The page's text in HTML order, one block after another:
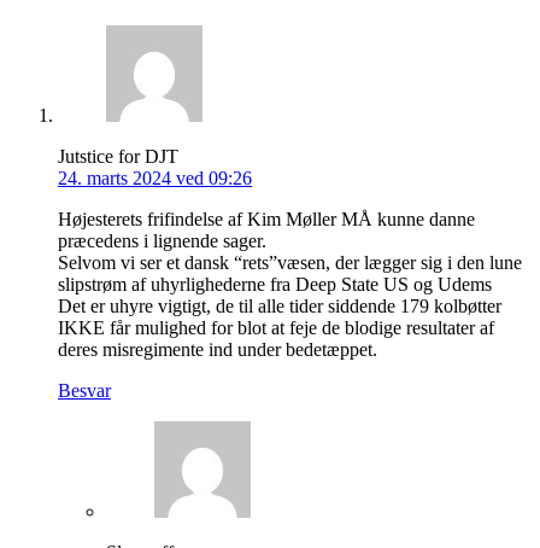
Jutstice for DJT
24. marts 2024 ved 09:26
Højesterets frifindelse af Kim Møller MÅ kunne danne
præcedens i lignende sager.
Selvom vi ser et dansk “rets”væsen, der lægger sig i den lune
slipstrøm af uhyrlighederne fra Deep State US og Udems
Det er uhyre vigtigt, de til alle tider siddende 179 kolbøtter
IKKE får mulighed for blot at feje de blodige resultater af
deres misregimente ind under bedetæppet.
Besvar